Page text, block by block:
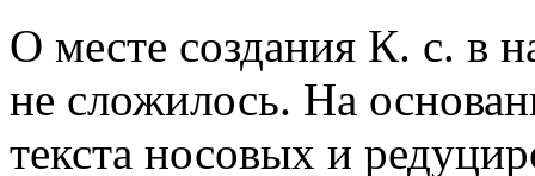
О месте создания К. с. в
не сложилось. На
текста носовых и